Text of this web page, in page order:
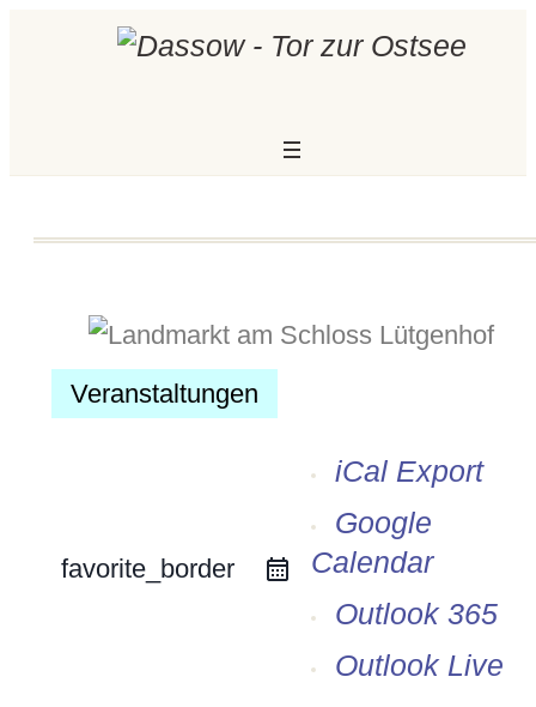
Veranstaltungen
favorite_border
iCal Export
Google
Calendar
Outlook 365
Outlook Live